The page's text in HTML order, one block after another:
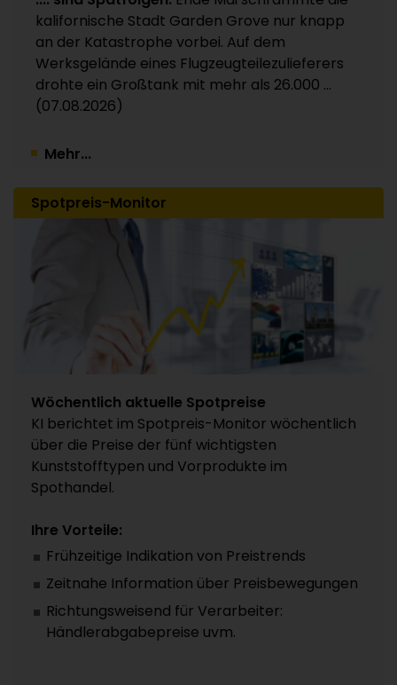
Kunststoffverpackungen an Investor Apax
Partners / 15 Werke betroffen
30.07.2026
kalifornische Stadt Garden Grove nur knapp
an der Katastrophe vorbei. Auf dem
Werksgelände eines Flugzeugteilezulieferers
drohte ein Großtank mit mehr als 26.000 ...
(07.08.2026)
Mehr...
Spotpreis-Monitor
Wöchentlich aktuelle Spotpreise
KI berichtet im Spotpreis-Monitor wöchentlich
über die Preise der fünf wichtigsten
Kunststofftypen und Vorprodukte im
Spothandel.
Ihre Vorteile:
Frühzeitige Indikation von Preistrends
Zeitnahe Information über Preisbewegungen
Richtungsweisend für Verarbeiter:
Händlerabgabepreise uvm.